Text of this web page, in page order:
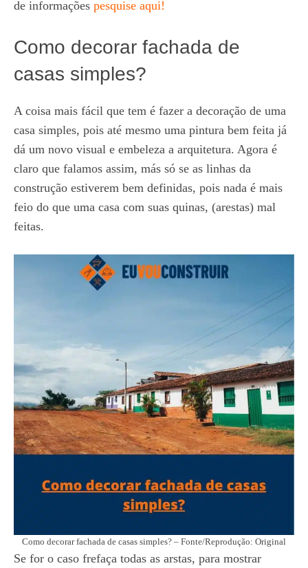
de informações pesquise aqui!
Como decorar fachada de
casas simples?
A coisa mais fácil que tem é fazer a decoração de uma
casa simples, pois até mesmo uma pintura bem feita já
dá um novo visual e embeleza a arquitetura. Agora é
claro que falamos assim, más só se as linhas da
construção estiverem bem definidas, pois nada é mais
feio do que uma casa com suas quinas, (arestas) mal
feitas.
Como decorar fachada de casas simples? – Fonte/Reprodução: Original
Se for o caso frefaça todas as arstas, para mostrar